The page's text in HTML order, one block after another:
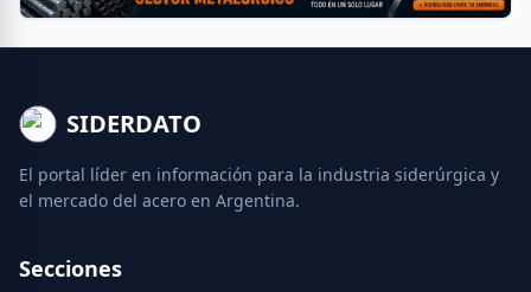
SIDERDATO
El portal líder en información para la industria siderúrgica y
el mercado del acero en Argentina.
Secciones